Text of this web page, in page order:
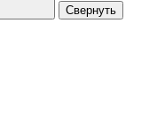
Свернуть